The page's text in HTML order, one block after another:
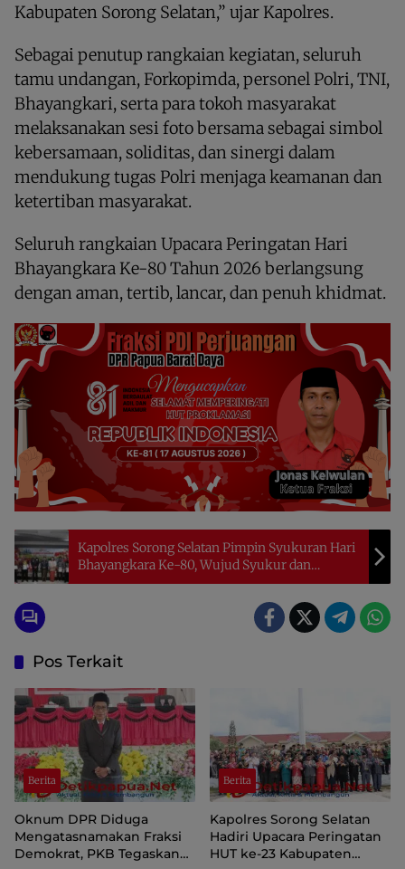
Kabupaten Sorong Selatan,” ujar Kapolres.
Sebagai penutup rangkaian kegiatan, seluruh
tamu undangan, Forkopimda, personel Polri, TNI,
Bhayangkari, serta para tokoh masyarakat
melaksanakan sesi foto bersama sebagai simbol
kebersamaan, soliditas, dan sinergi dalam
mendukung tugas Polri menjaga keamanan dan
ketertiban masyarakat.
Seluruh rangkaian Upacara Peringatan Hari
Bhayangkara Ke-80 Tahun 2026 berlangsung
dengan aman, tertib, lancar, dan penuh khidmat.
Kapolres Sorong Selatan Pimpin Syukuran Hari
Bhayangkara Ke-80, Wujud Syukur dan
Perkuat Sinergitas
Pos Terkait
Berita
Oknum DPR Diduga
Mengatasnamakan Fraksi
Demokrat, PKB Tegaskan
Berita
Kapolres Sorong Selatan
Hadiri Upacara Peringatan
HUT ke-23 Kabupaten